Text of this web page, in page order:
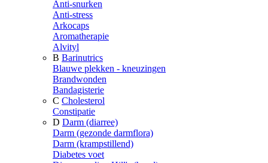
Anti-snurken
Anti-stress
Arkocaps
Aromatherapie
Alvityl
B Barinutrics
Blauwe plekken - kneuzingen
Brandwonden
Bandagisterie
C Cholesterol
Constipatie
D Darm (diarree)
Darm (gezonde darmflora)
Darm (krampstillend)
Diabetes voet